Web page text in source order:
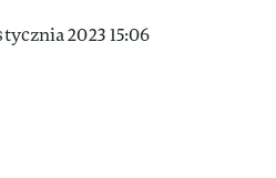
2023 15:06